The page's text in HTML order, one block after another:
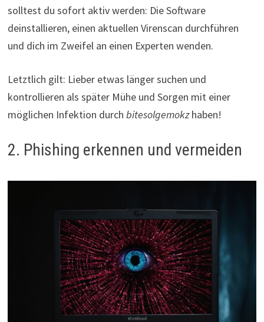
solltest du sofort aktiv werden: Die Software
deinstallieren, einen aktuellen Virenscan durchführen
und dich im Zweifel an einen Experten wenden.
Letztlich gilt: Lieber etwas länger suchen und
kontrollieren als später Mühe und Sorgen mit einer
möglichen Infektion durch bitesolgemokzhaben!
2. Phishing erkennen und vermeiden